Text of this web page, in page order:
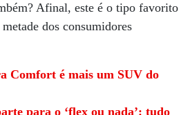
Afinal, este é o tipo favorito
dos consumidores
Comfort é mais um SUV do
para o ‘flex ou nada’: tudo